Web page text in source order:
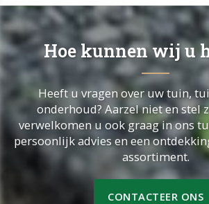
Hoe kunnen wij u
Heeft u vragen over uw tuin,
onderhoud? Aarzel niet en stel
verwelkomen u ook graag in ons
persoonlijk advies en een
assortiment.
CONTACTEER ONS